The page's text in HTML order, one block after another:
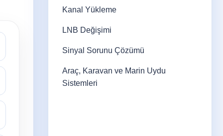
Kanal Yükleme
LNB Değişimi
Sinyal Sorunu Çözümü
Araç, Karavan ve Marin Uydu
Sistemleri